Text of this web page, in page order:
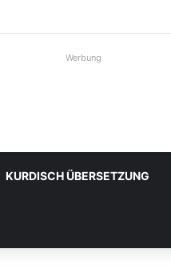
Werbung
KURDISCH ÜBERSETZUNG